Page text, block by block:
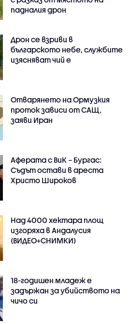
падналия дрон
Дрон се взриви в
българското небе, службите
изясняват чий е
Отварянето на Ормузкия
проток зависи от САЩ,
заяви Иран
Аферата с ВиК – Бургас:
Съдът остави в ареста
Христо Широков
Над 4000 хектара площ
изгоряха в Андалусия
(ВИДЕО+СНИМКИ)
18-годишен младеж е
задържан за убийството на
чичо си